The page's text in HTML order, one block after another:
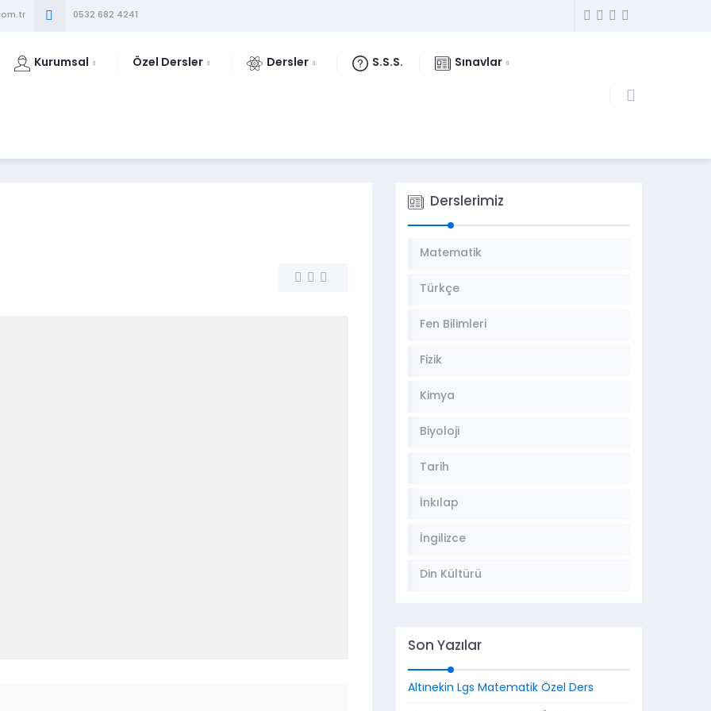
0532 682 4241
Kurumsal Özel Dersler Dersler S.S.S. Sınavlar
Derslerimiz
Matematik
Türkçe
Fen Bilimleri
Fizik
Kimya
Biyoloji
Tarih
İnkılap
İngilizce
Din Kültürü
Son Yazılar
Altınekin Lgs Matematik Özel Ders